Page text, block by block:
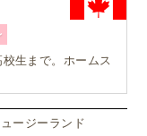
生まで。ホームス
ージーランド